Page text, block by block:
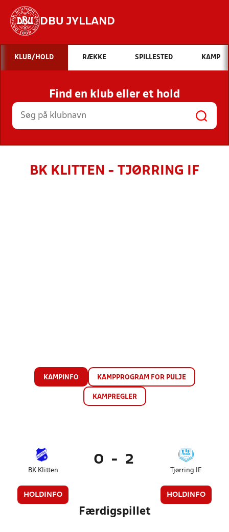
DBU JYLLAND
Hvad vil du søge efter?
INDHOLD OG NYHEDER
STILLINGER, RESULTATER, KLUBBER OG
HOLD
KLUB/HOLD RÆKKE SPILLESTED KAMP
Find en klub eller et hold
BK KLITTEN - TJØRRING IF
KAMPINFO KAMPPROGRAM FOR PULJE
KAMPREGLER
BK Klitten
HOLDINFO
0 - 2
Tjørring IF
HOLDINFO
Færdigspillet